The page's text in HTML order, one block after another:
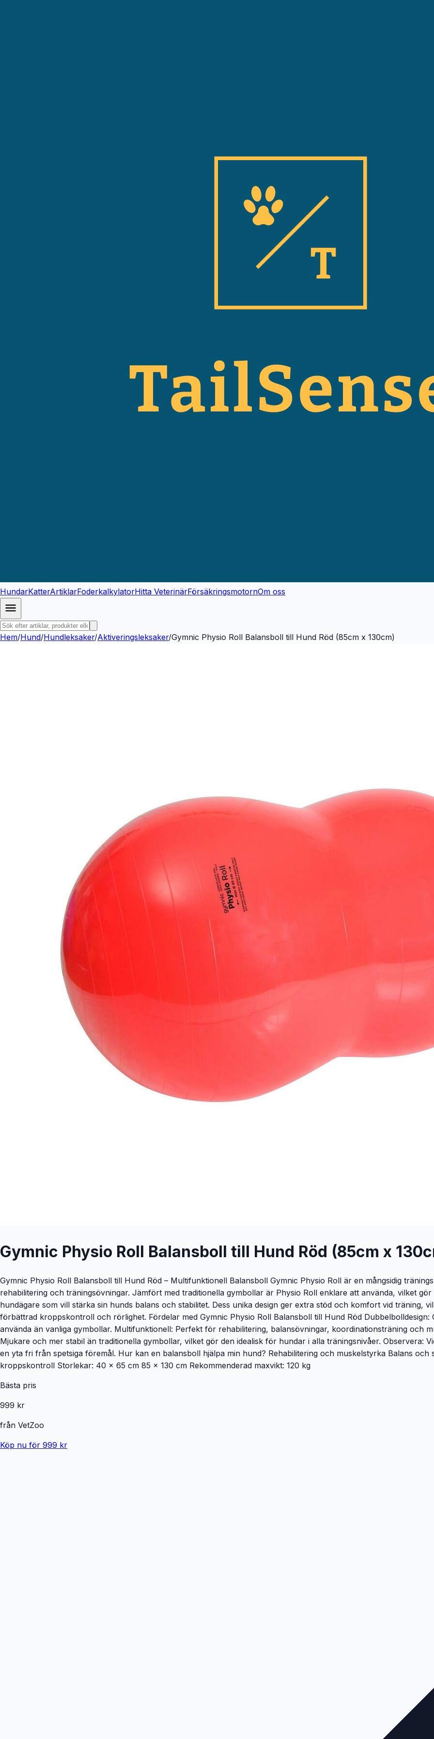
HundarKatterArtiklarFoderkalkylatorHitta VeterinärFörsäkringsmotornOm oss
Hem/Hund/Hundleksaker/Aktiveringsleksaker/Gymnic Physio Roll Balansboll till Hund Röd (85cm x 130cm)
Gymnic Physio Roll Balansboll till Hund Röd (85cm x
Gymnic Physio Roll Balansboll till Hund Röd – Multifunktionell Balansboll Gymnic Physio Roll är en mångsidig
rehabilitering och träningsövningar. Jämfört med traditionella gymbollar är Physio Roll enklare att använda, vilket
hundägare som vill stärka sin hunds balans och stabilitet. Dess unika design ger extra stöd och komfort vid träning,
förbättrad kroppskontroll och rörlighet. Fördelar med Gymnic Physio Roll Balansboll till Hund Röd
använda än vanliga gymbollar. Multifunktionell: Perfekt för rehabilitering, balansövningar, koordinationsträning och
Mjukare och mer stabil än traditionella gymbollar, vilket gör den idealisk för hundar i alla träningsnivåer. Observera:
en yta fri från spetsiga föremål. Hur kan en balansboll hjälpa min hund? Rehabilitering och muskelstyrka Balans
kroppskontroll Storlekar: 40 x 65 cm 85 x 130 cm Rekommenderad maxvikt: 120 kg
Bästa pris
999 kr
från VetZoo
Köp nu för 999 kr